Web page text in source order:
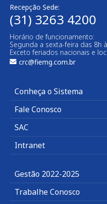
Recepção Sede:
(31) 3263 4200
Horário de funcionamento:
Segunda a sexta-feira das 8h
Exceto feriados nacionais e
crc@fiemg.com.br
Conheça o Sistema
Fale Conosco
SAC
Intranet
Gestão 2022-2025
Trabalhe Conosco